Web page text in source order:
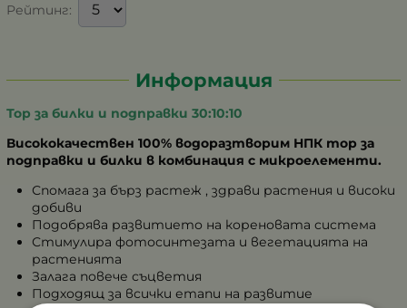
Рейтинг:
Информация
Тор за билки и подправки 30:10:10
Висококачествен 100% водоразтворим НПК тор за
подправки и билки в комбинация с микроелементи.
Спомага за бърз растеж , здрави растения и високи
добиви
Подобрява развитието на кореновата система
Стимулира фотосинтезата и вегетацията на
растенията
Залага повече съцветия
Подходящ за всички етапи на развитие